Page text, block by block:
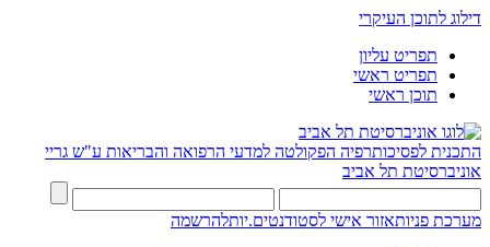
דילוג לתוכן העיקרי
תפריט עליון
תפריט ראשי
תוכן ראשי
התכנית לפסיכותרפיה הפקולטה למדעי הרפואה והבריאות ע"ש גריי
אוניברסיטת תל אביב
מערכת פניותאזור אישי לסטודנטים.יותלהרשמה